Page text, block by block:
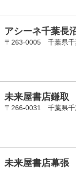
アシーネ千葉長
〒263-0005 千葉県千
未来屋書店鎌取
〒266-0031 千葉県千
未来屋書店幕張